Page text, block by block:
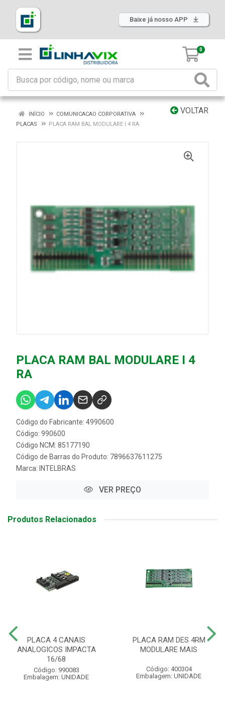
Baixe já nosso APP
0
VOLTAR
INÍCIO
COMUNICACAO CORPORATIVA
PLACAS
PLACA RAM BAL MODULARE I 4 RA
PLACA RAM BAL MODULARE I 4
RA
Código do Fabricante: 4990600
Código: 990600
Código NCM: 85177190
Código de Barras do Produto: 7896637611275
Marca: INTELBRAS
VER PREÇO
Produtos Relacionados
PLACA 4 CANAIS
ANALOGICOS IMPACTA
16/68
Código: 990083
Embalagem: UNIDADE
PLACA RAM DES 4RM
MODULARE MAIS
Código: 400304
Embalagem: UNIDADE